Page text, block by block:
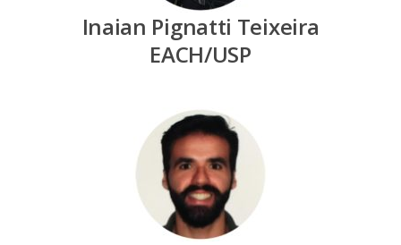
Inaian Pignatti Teixeira
EACH/USP